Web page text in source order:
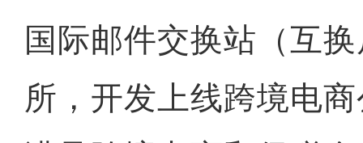
国际邮件交换站（互
所，开发上线跨境电